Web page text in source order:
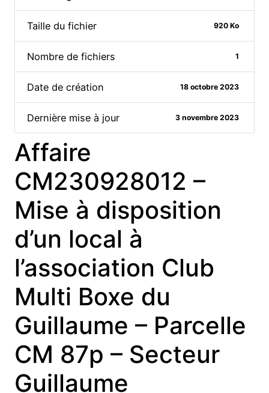
Taille du fichier 920 Ko
Nombre de fichiers 1
Date de création 18 octobre 2023
Dernière mise à jour 3 novembre 2023
Affaire
CM230928012 –
Mise à disposition
d’un local à
l’association Club
Multi Boxe du
Guillaume – Parcelle
CM 87p – Secteur
Guillaume